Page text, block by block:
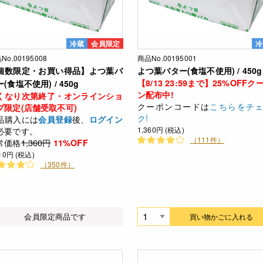
冷蔵 会員限定
No.00195008
数限定・お買い得品】よつ葉バ
(食塩不使用) / 450g
なり次第終了・オンラインショ
限定(店舗受取不可)
購入には会員登録後、 ログイン
要です。
価格1,360円 11%OFF
円 (税込)
（350件）
会員限定商品です
商品No.00195001
よつ葉バター(食塩不使用) / 450g
【8/13 23:59まで】25%OFFク
ン配布中!
クーポンコードはこちらをチ
ク!
1,360円 (税込)
（111件）
買い物かごに入れる